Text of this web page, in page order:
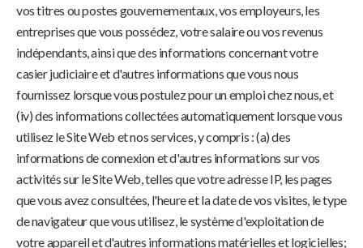
vos titres ou postes gouvernementaux, vos employeurs, les
entreprises que vous possédez, votre salaire ou vos revenus
indépendants, ainsi que des informations concernant votre
casier judiciaire et d'autres informations que vous nous
fournissez lorsque vous postulez pour un emploi chez nous, et
(iv) des informations collectées automatiquement lorsque vous
utilisez le Site Web et nos services, y compris : (a) des
informations de connexion et d'autres informations sur vos
activités sur le Site Web, telles que votre adresse IP, les pages
que vous avez consultées, l'heure et la date de vos visites, le type
de navigateur que vous utilisez, le système d'exploitation de
votre appareil et d'autres informations matérielles et logicielles;